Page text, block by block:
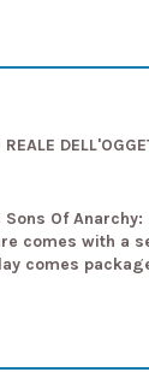
Sons Of
comes with a
comes